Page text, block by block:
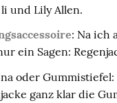
und Lily Allen.
: Na ich
ein Sagen:
oder Gummistiefel:
ganz klar die